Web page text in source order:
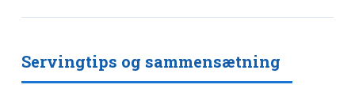
Servingtips og sammensætning